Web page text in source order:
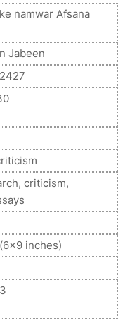
namwar Afsana
Jabeen
criticism,
inches)